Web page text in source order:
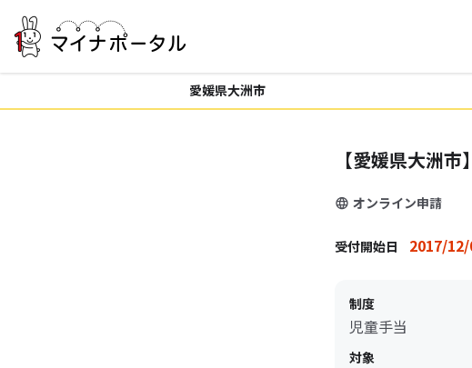
愛媛県大洲市
【愛媛県大洲
オンライン申請
受付開始日 2017/
制度
児童手当
対象